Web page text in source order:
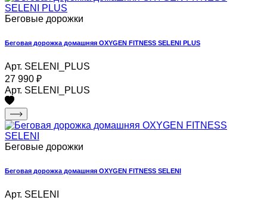
Беговые дорожки
Беговая дорожка домашняя OXYGEN FITNESS SELENI PLUS
Арт. SELENI_PLUS
27 990 ₽
Арт. SELENI_PLUS
Беговые дорожки
Беговая дорожка домашняя OXYGEN FITNESS SELENI
Арт. SELENI